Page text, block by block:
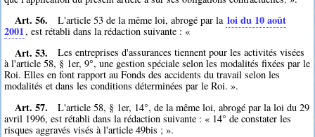
Art. 56. L'article 53 de la même loi, abrogé par la loi du 10 août
2001, est rétabli dans la rédaction suivante : «
Art. 53.
Les entreprises d'assurances tiennent pour les activités visées
à l'article 58, § 1er, 9°, une gestion spéciale selon les modalités fixées par le
Roi. Elles en font rapport au Fonds des accidents du travail selon les
modalités et dans les conditions déterminées par le Roi. ».
Art. 57.
L'article 58, § 1er, 14°, de la même loi, abrogé par la loi du 29
avril 1996, est rétabli dans la rédaction suivante : « 14° de constater les
risques aggravés visés à l'article 49bis ; ».